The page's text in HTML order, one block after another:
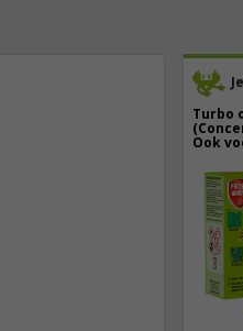
Turbo
Ook